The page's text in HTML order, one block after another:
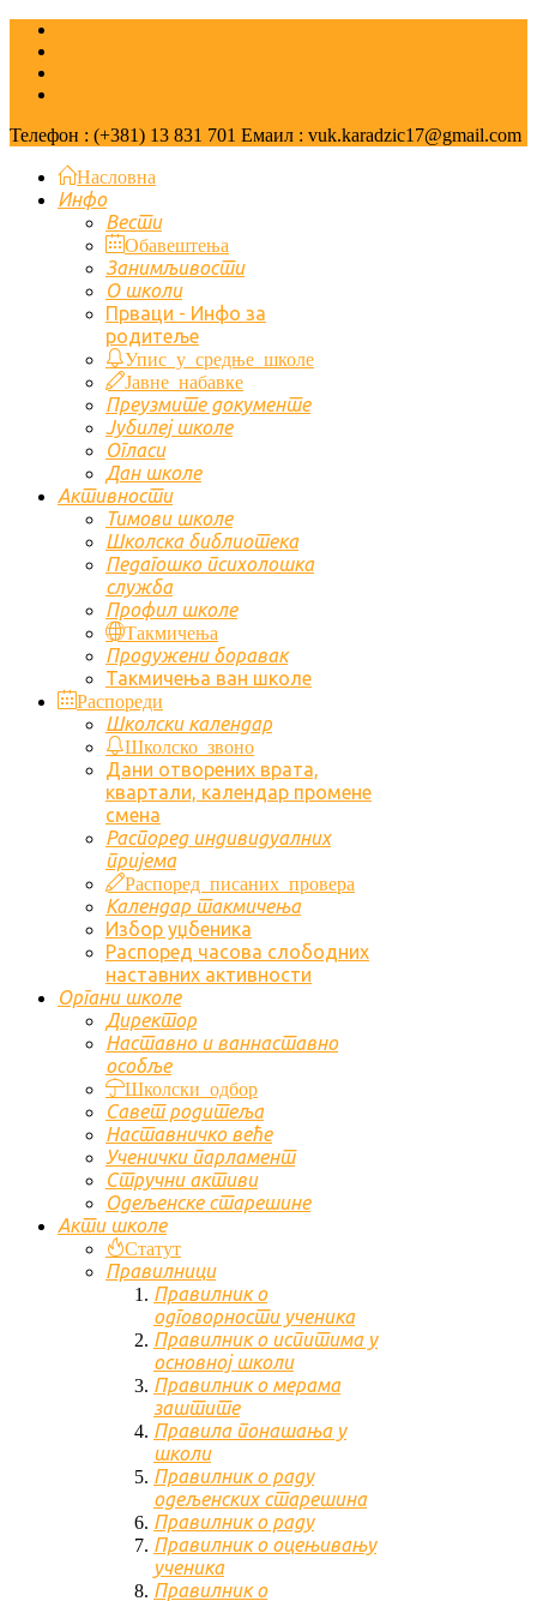
Телефон : (+381) 13 831 701 Емаил : vuk.karadzic17@gmail.com
Насловна
Инфо
Вести
Обавештења
Занимљивости
О школи
Првaци - Инфо за
родитеље
Упис у средње школе
Јавне набавке
Преузмите документе
Јубилеј школе
Огласи
Дан школе
Активности
Тимови школе
Школска библиотека
Педагошко психолошка
служба
Профил школе
Такмичења
Продужени боравак
Такмичења ван школе
Распореди
Школски календар
Школско звоно
Дани отворених врата,
квартали, календар промене
смена
Распоред индивидуалних
пријема
Распоред писаних провера
Календар такмичења
Избор уџбеника
Распоред часова слободних
наставних активности
Органи школе
Директор
Наставно и ваннаставно
особље
Школски одбор
Савет родитеља
Наставничко веће
Ученички парламент
Стручни активи
Одељенске старешине
Акти школе
Статут
Правилници
Правилник о
одговорности ученика
Правилник о испитима у
основној школи
Правилник о мерама
заштите
Правила понашања у
школи
Правилник о раду
одељенских старешина
Правилник о раду
Правилник о оцењивању
ученика
Правилник о